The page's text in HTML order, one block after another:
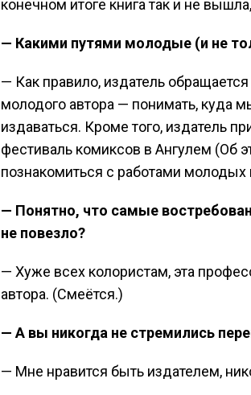
конечном итоге книга так и не
— Какими путями молодые (и не
— Как правило, издатель
молодого автора — понимать, куда
издаваться. Кроме того, издатель
фестиваль комиксов в Ангулем (Об
познакомиться с работами молодых
— Понятно, что самые
не повезло?
— Хуже всех колористам, эта
автора. (Смеётся.)
— А вы никогда не стремились
— Мне нравится быть издателем,